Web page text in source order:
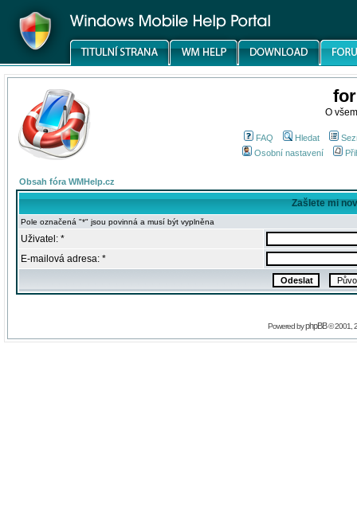
O
FAQ Hledat
Osobní nastavení
Obsah fóra WMHelp.cz
Zašlete mi
Pole označená "*" jsou povinná a musí být vyplněna
Uživatel: *
E-mailová adresa: *
Powered byphpBB© 2001,